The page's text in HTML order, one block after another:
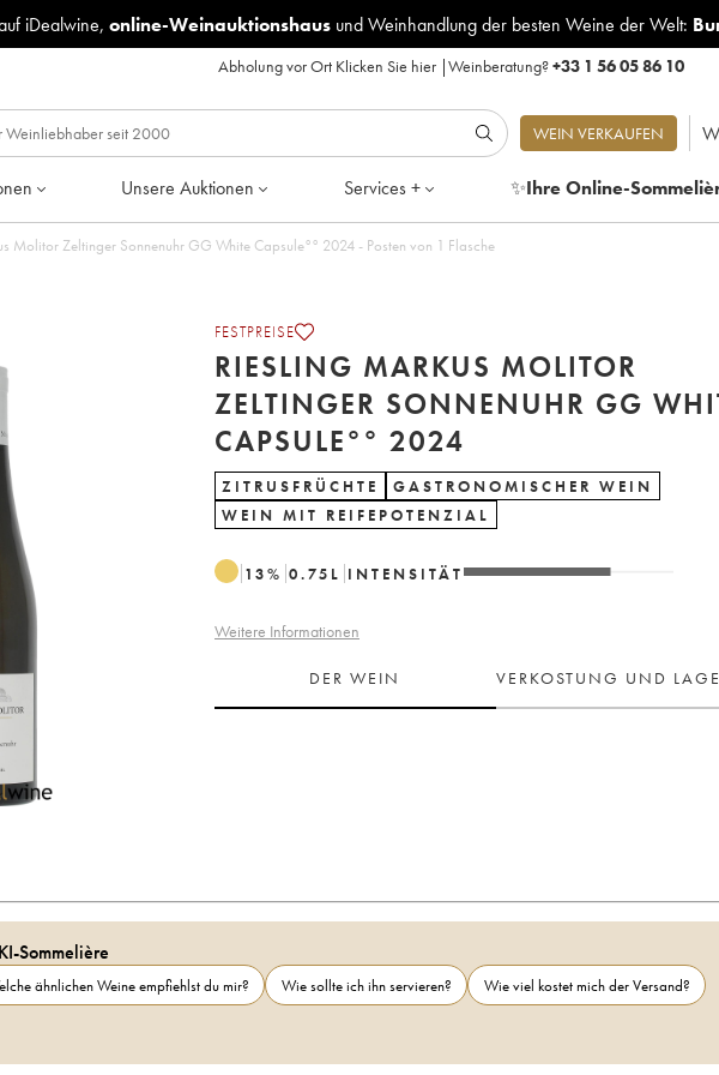
iDealwine, online-Weinauktionshausund Weinhandlung der besten Weine der Welt:
Abholung vor Ort Klicken Sie hier|Weinberatung?+33 1 56 05 86 10
WEIN VERKAUFEN
Unsere Auktionen Services + ✨Ihre Online-
Riesling Markus Molitor Zeltinger Sonnenuhr GG White Capsule°° 2024 - Posten von 1 Flasche
FESTPREISE
RIESLING MARKUS MOLITOR
ZELTINGER SONNENUHR GG
CAPSULE°° 2024
ZITRUSFRÜCHTE
GASTRONOMISCHER WEIN
WEIN MIT REIFEPOTENZIAL
13% 0.75 L INTENSITÄT
Weitere Informationen
DER WEIN VERKOSTUNG UND
Sommelière
ähnlichen Weine empfiehlst du mir? Wie sollte ich ihn servieren?
Wie viel kostet mich der Versand?